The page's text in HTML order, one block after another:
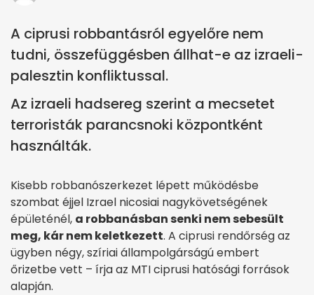
A ciprusi robbantásról egyelőre nem
tudni, összefüggésben állhat-e az izraeli-
palesztin konfliktussal.
Az izraeli hadsereg szerint a mecsetet
terroristák parancsnoki központként
használták.
Kisebb robbanószerkezet lépett működésbe
szombat éjjel Izrael nicosiai nagykövetségének
épületénél, a robbanásban senki nem sebesült
meg, kár nem keletkezett. A ciprusi rendőrség az
ügyben négy, szíriai állampolgárságú embert
őrizetbe vett – írja az MTI ciprusi hatósági források
alapján.